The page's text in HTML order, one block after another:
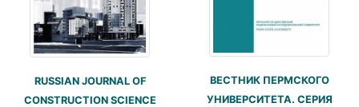
RUSSIAN JOURNAL OF
CONSTRUCTION SCIENCE
ВЕСТНИК ПЕРМСКОГО
УНИВЕРСИТЕТА. СЕРИЯ